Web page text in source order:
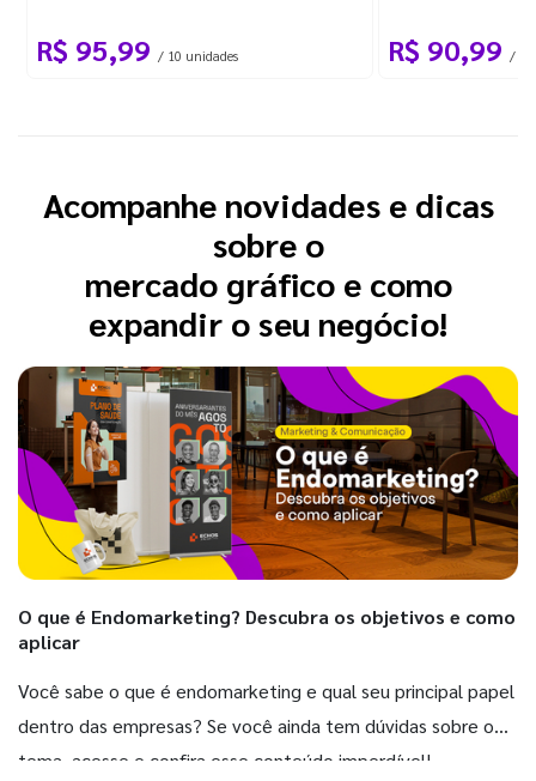
R$ 95,99 / 10 unidades R$ 90,99 / 10
Acompanhe novidades e dicas
sobre o
mercado gráfico e como
expandir o seu negócio!
O que é Endomarketing? Descubra os objetivos e como
aplicar
Você sabe o que é endomarketing e qual seu principal papel
dentro das empresas? Se você ainda tem dúvidas sobre o
tema, acesse e confira esse conteúdo imperdível!